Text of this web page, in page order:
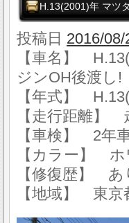
H.13(2001)年 マツ
投稿日 2016/08/
【車名】
ジンOH後渡し!
【年式】
【走行距離】
【車検】 2年
【カラー】
【修復歴】 あ
【地域】 東京